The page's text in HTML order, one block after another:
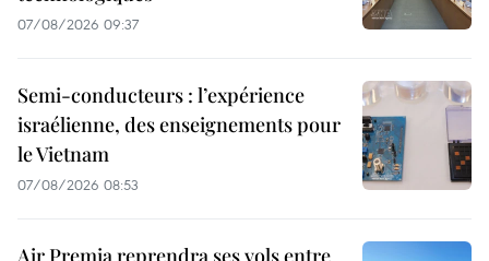
07/08/2026 09:37
Semi-conducteurs : l’expérience
israélienne, des enseignements pour
le Vietnam
07/08/2026 08:53